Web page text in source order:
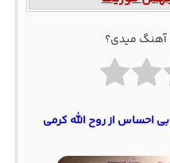
آهنگ میدی؟
احساس از روح الله کرمی